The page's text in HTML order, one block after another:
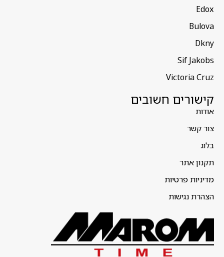
Edox
Bulova
Dkny
Sif Jakobs
Victoria Cruz
קישורים חשובים
אודות
צור קשר
בלוג
תקנון אתר
מדיניות פרטיות
הצהרת נגישות